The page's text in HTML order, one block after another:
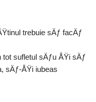
trebuie sÄƒ facÄƒ
sufletul sÄƒu ÅŸi sÄƒ
sÄƒ-ÅŸi iubeas